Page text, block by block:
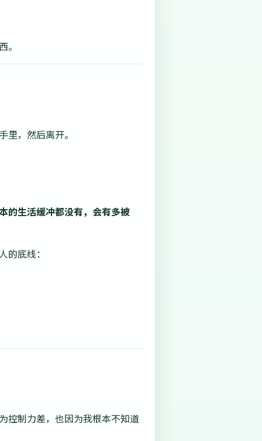
。
，然后离开。
的生活缓冲都没有，会有多被
底线：
控制力差，也因为我根本不知道